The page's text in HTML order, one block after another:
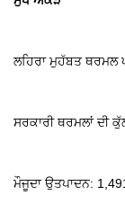
ਲਹਿਰਾ ਮੁਹੱਬਤ ਥਰਮਲ
ਸਰਕਾਰੀ ਥਰਮਲਾਂ ਦੀ
ਮੌਜੂਦਾ ਉਤਪਾਦਨ: